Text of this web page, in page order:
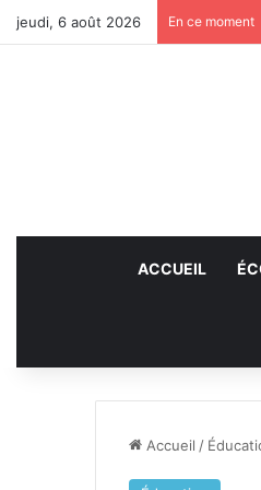
jeudi, 6 août 2026 En ce moment
ACCUEIL
Accueil /